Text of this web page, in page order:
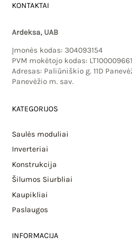
KONTAKTAI
Ardeksa, UAB
Įmonės kodas: 304093154
PVM mokėtojo kodas:
Adresas: Paliūniškio g. 11D
Panevėžio m. sav.
KATEGORIJOS
Saulės moduliai
Inverteriai
Konstrukcija
Šilumos Siurbliai
Kaupikliai
Paslaugos
INFORMACIJA